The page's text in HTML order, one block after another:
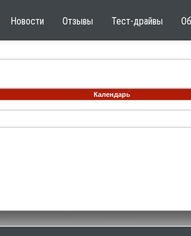
Новости Отзывы Тест-драйвы
Календарь